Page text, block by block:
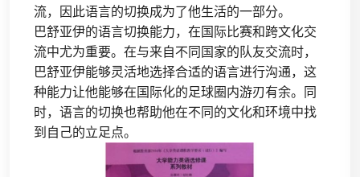
流，因此语言的切换成为了他生活的一部分。
巴舒亚伊的语言切换能力，在国际比赛和跨文化交
流中尤为重要。在与来自不同国家的队友交流时，
巴舒亚伊能够灵活地选择合适的语言进行沟通，这
种能力让他能够在国际化的足球圈内游刃有余。同
时，语言的切换也帮助他在不同的文化和环境中找
到自己的立足点。